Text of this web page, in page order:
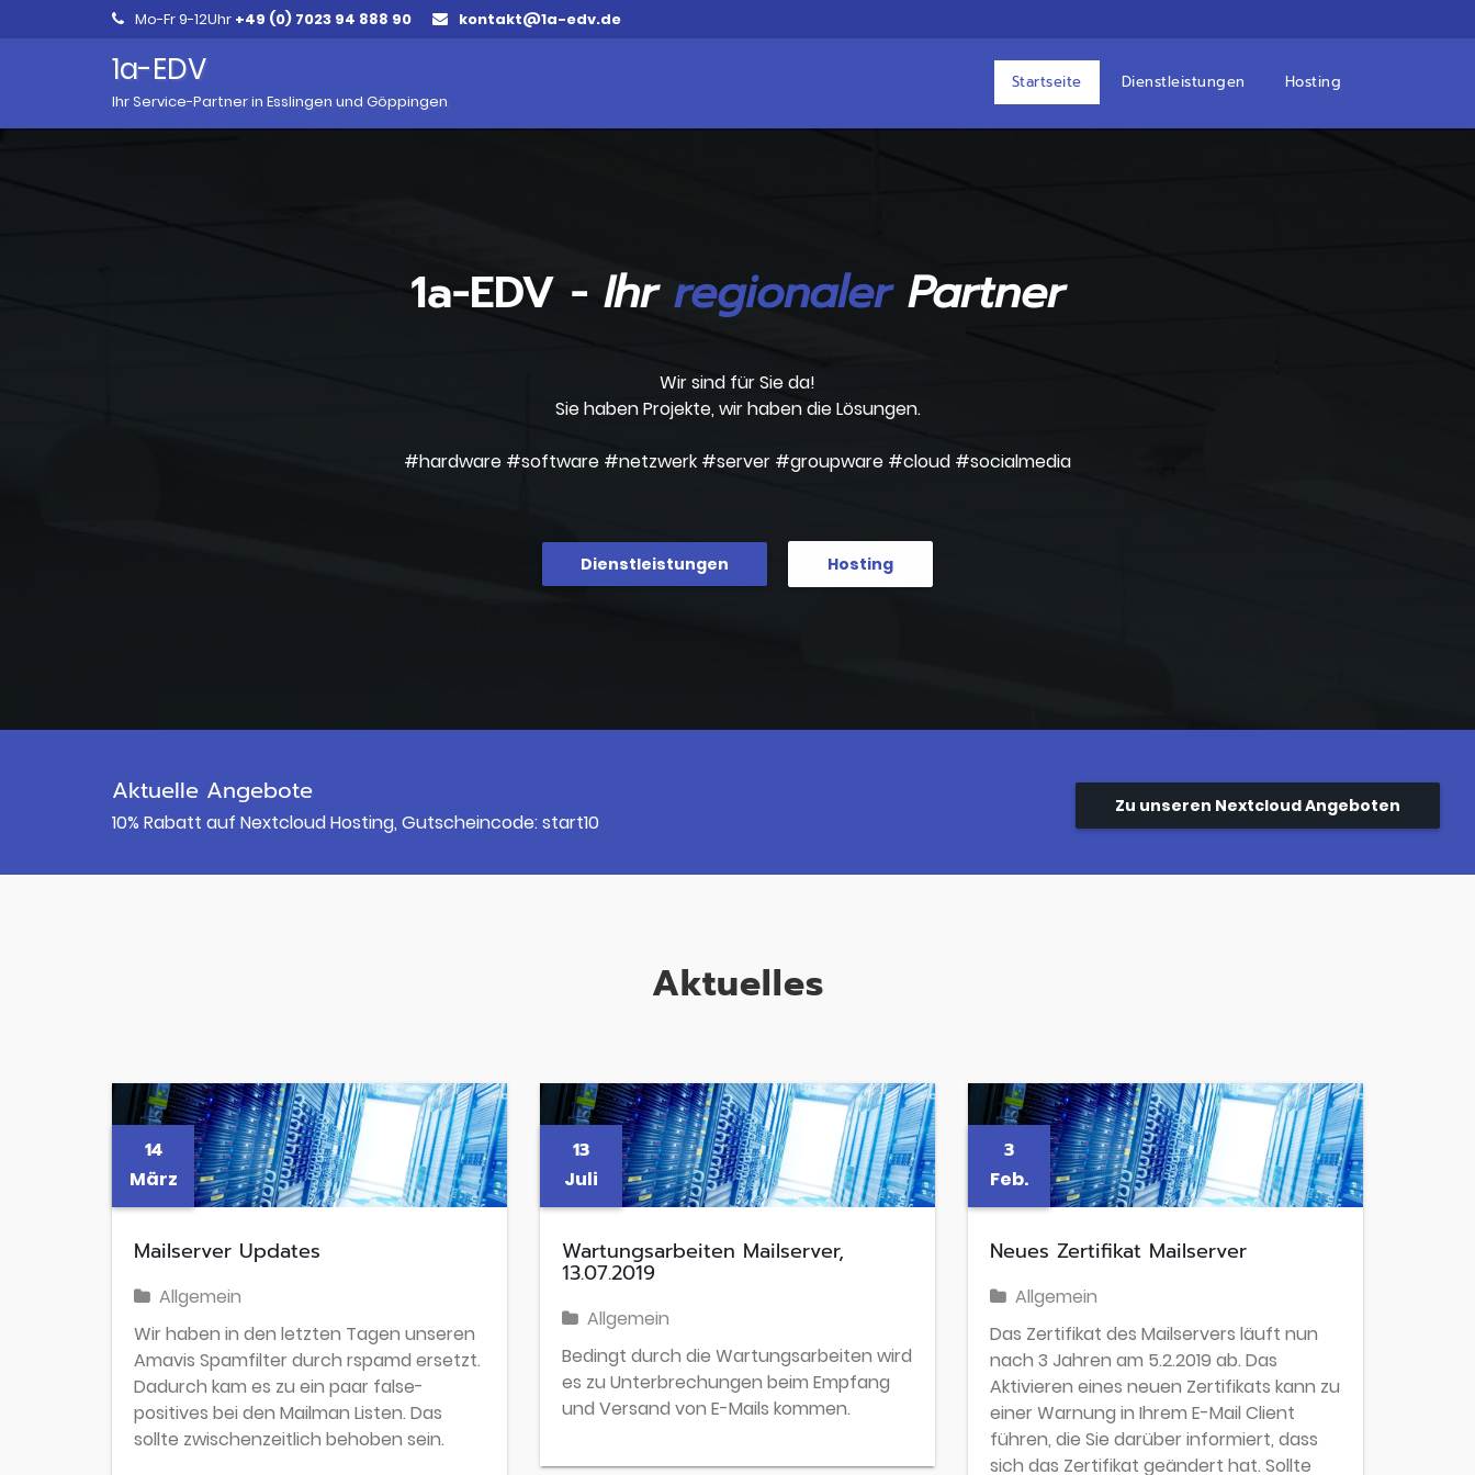
Mo-Fr 9-12Uhr +49 (0) 7023 94 888 90 kontakt@1a-edv.de
1a-EDV
Ihr Service-Partner in Esslingen und Göppingen
Startseite Dienstleistungen Hosting
1a-EDV - IhrregionalerPartner
Wir sind für Sie da!
Sie haben Projekte, wir haben die Lösungen.
#hardware #software #netzwerk #server #groupware #cloud #socialmedia
Dienstleistungen Hosting
Aktuelle Angebote
10% Rabatt auf Nextcloud Hosting, Gutscheincode: start10
Zu unseren Nextcloud Angeboten
Aktuelles
14
März
Mailserver Updates
Allgemein
Wir haben in den letzten Tagen unseren
Amavis Spamfilter durch rspamd ersetzt.
Dadurch kam es zu ein paar false-
positives bei den Mailman Listen. Das
sollte zwischenzeitlich behoben sein.
13
Juli
Wartungsarbeiten Mailserver,
13.07.2019
Allgemein
Bedingt durch die Wartungsarbeiten wird
es zu Unterbrechungen beim Empfang
und Versand von E-Mails kommen.
3
Feb.
Neues Zertifikat Mailserver
Allgemein
Das Zertifikat des Mailservers läuft nun
nach 3 Jahren am 5.2.2019 ab. Das
Aktivieren eines neuen Zertifikats kann zu
einer Warnung in Ihrem E-Mail Client
führen, die Sie darüber informiert, dass
sich das Zertifikat geändert hat. Sollte